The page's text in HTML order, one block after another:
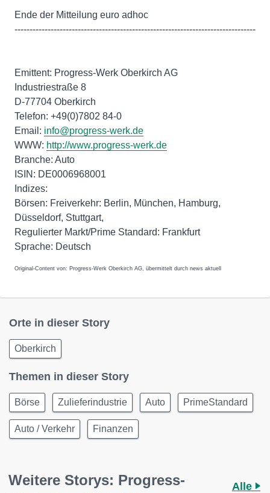
Ende der Mitteilung euro adhoc
--------------------------------------------------------------------------------
Emittent: Progress-Werk Oberkirch AG
Industriestraße 8
D-77704 Oberkirch
Telefon: +49(0)7802 84-0
Email: info@progress-werk.de
WWW: http://www.progress-werk.de
Branche: Auto
ISIN: DE0006968001
Indizes:
Börsen: Freiverkehr: Berlin, München, Hamburg,
Düsseldorf, Stuttgart,
Regulierter Markt/Prime Standard: Frankfurt
Original-Content von: Progress-Werk Oberkirch AG, übermittelt durch news aktuell
Orte in dieser Story
Oberkirch
Themen in dieser Story
Börse Zulieferindustrie Auto PrimeStandard
Auto / Verkehr Finanzen
Weitere Storys: Progress-
Alle